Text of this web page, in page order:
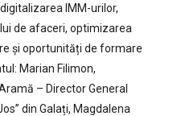
IMM-urilor,
de afaceri, optimizarea
și oportunități de formare
Marian Filimon,
– Director General
din Galați, Magdalena